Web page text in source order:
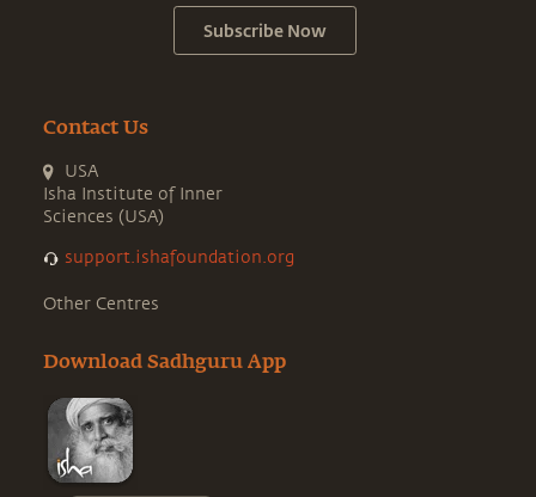
Subscribe Now
Contact Us
USA
Isha Institute of Inner
Sciences (USA)
support.ishafoundation.org
Other Centres
Download Sadhguru App